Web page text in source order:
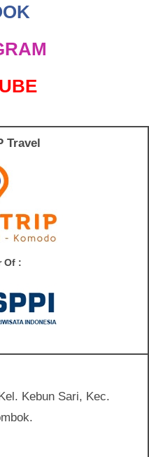
Travel
Of :
Kebun Sari, Kec.